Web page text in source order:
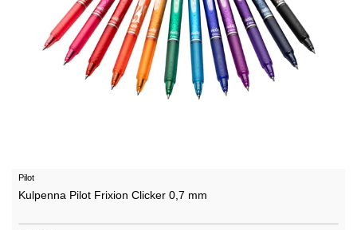
Pilot
Kulpenna Pilot Frixion Clicker 0,7 mm